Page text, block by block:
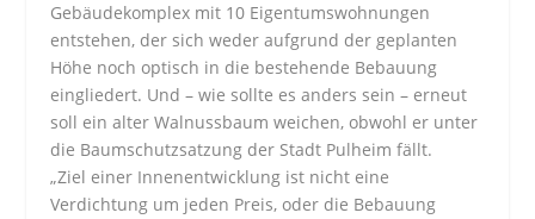
Gebäudekomplex mit 10 Eigentumswohnungen
entstehen, der sich weder aufgrund der geplanten
Höhe noch optisch in die bestehende Bebauung
eingliedert. Und – wie sollte es anders sein – erneut
soll ein alter Walnussbaum weichen, obwohl er unter
die Baumschutzsatzung der Stadt Pulheim fällt.
„Ziel einer Innenentwicklung ist nicht eine
Verdichtung um jeden Preis, oder die Bebauung